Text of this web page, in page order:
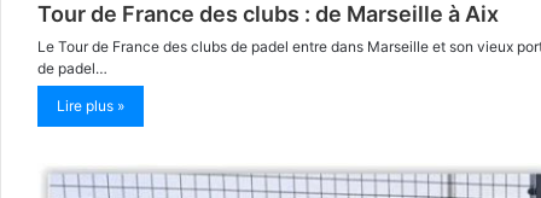
Tour de France des clubs : de Marseille à Aix
Le Tour de France des clubs de padel entre dans Marseille et son vieux
de padel…
Lire plus »